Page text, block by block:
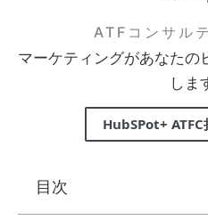
ATFコンサル
マーケティングがあなたの
しま
HubSPot+
目次